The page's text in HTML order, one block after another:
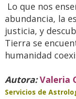
Lo que nos
abundancia, la
justicia, y
Tierra se
humanidad
Autora: Valeria
Servicios de